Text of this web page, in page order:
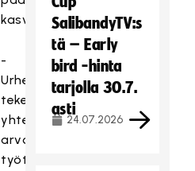
kasvusta.
-
Urheiluseurat
tekevät
yhteiskunnallisesti
arvokasta
työtä
SalibandyTV:s
tä – Early
bird -hinta
tarjolla 30.7.
asti
24.07.2026